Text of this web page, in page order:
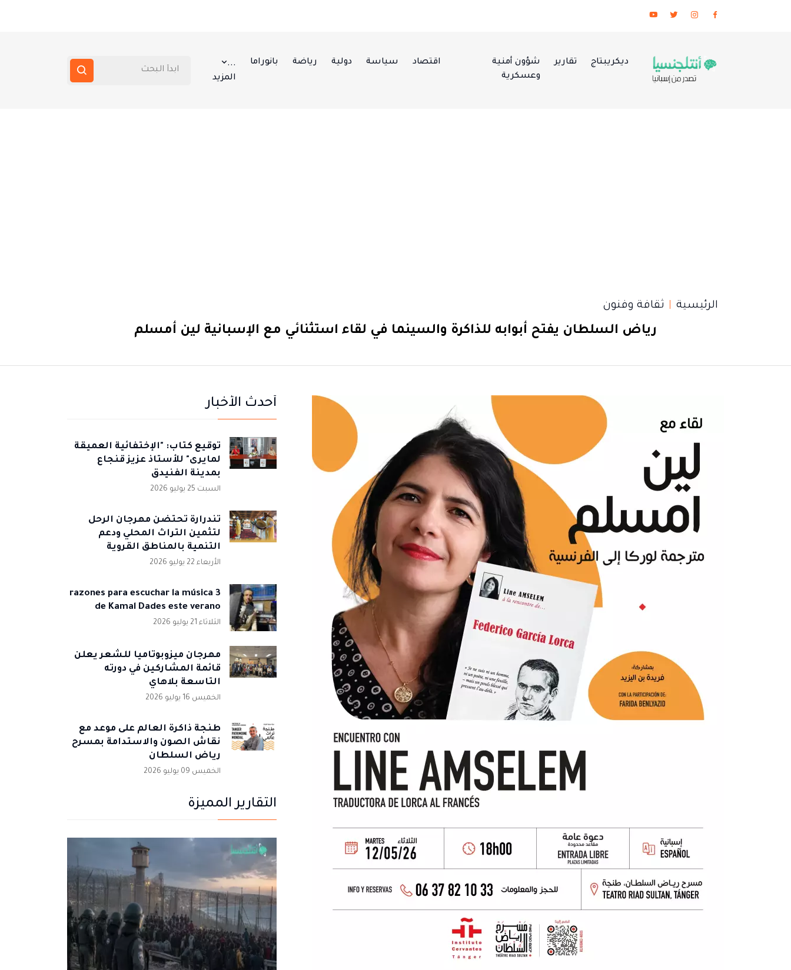
ديكريبتاج تقارير
شؤون أمنية
وعسكرية
اقتصاد سياسة دولية رياضة بانوراما
...
المزيد
الرئيسية ثقافة وفنون
رياض السلطان يفتح أبوابه للذاكرة والسينما في لقاء استثنائي مع الإسبانية لين أمسلم
أحدث الأخبار
توقيع كتاب: "الإختفائية العميقة
لمايرى" للأستاذ عزيز قنجاع
بمدينة الفنيدق
السبت 25 يوليو 2026
تندرارة تحتضن مهرجان الرحل
لتثمين التراث المحلي ودعم
التنمية بالمناطق القروية
الأربعاء 22 يوليو 2026
3 razones para escuchar la música
de Kamal Dades este verano
الثلاثاء 21 يوليو 2026
مهرجان ميزوبوتاميا للشعر يعلن
قائمة المشاركين في دورته
التاسعة بلاهاي
الخميس 16 يوليو 2026
طنجة ذاكرة العالم على موعد مع
نقاش الصون والاستدامة بمسرح
رياض السلطان
الخميس 09 يوليو 2026
التقارير المميزة